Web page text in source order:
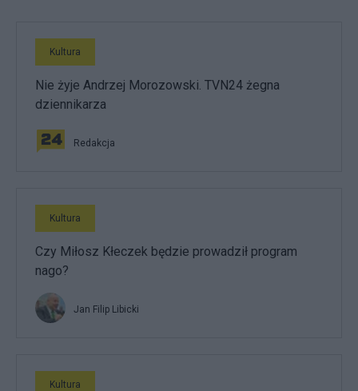
Kultura
Nie żyje Andrzej Morozowski. TVN24 żegna
dziennikarza
Redakcja
Kultura
Czy Miłosz Kłeczek będzie prowadził program
nago?
Jan Filip Libicki
Kultura